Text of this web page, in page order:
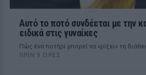
Αυτό το ποτό συνδέεται με την
ειδικά στις γυναίκες
Πώς ένα ποτήρι μπορεί να «ρίξει» τη
ΠΡΙΝ 9 ΏΡΕΣ